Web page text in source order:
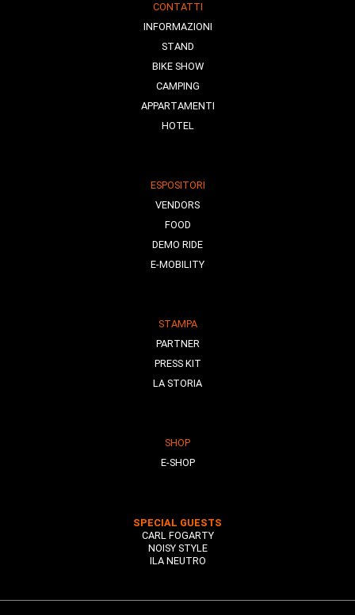
CONTATTI
INFORMAZIONI
STAND
BIKE SHOW
CAMPING
APPARTAMENTI
HOTEL
ESPOSITORI
VENDORS
FOOD
DEMO RIDE
E-MOBILITY
STAMPA
PARTNER
PRESS KIT
LA STORIA
SHOP
E-SHOP
SPECIAL GUESTS
CARL FOGARTY
NOISY STYLE
ILA NEUTRO